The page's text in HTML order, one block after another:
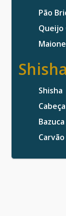
Pão
Queijo
Shisha
Cabeça
Bazuca
Carvão